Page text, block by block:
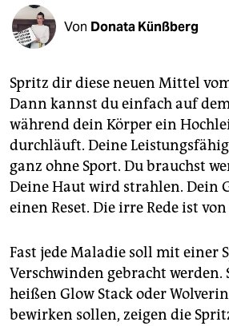
unterstützen
abo
genossenschaft
epaper login
Von Donata Künßberg
Spritz dir diese neuen Mittel
Dann kannst du einfach auf
während dein Körper ein
durchläuft. Deine
ganz ohne Sport. Du brauchst
Deine Haut wird strahlen. Dein
einen Reset. Die irre Rede ist
Fast jede Maladie soll mit einer
Verschwinden gebracht
heißen Glow Stack oder
bewirken sollen, zeigen die